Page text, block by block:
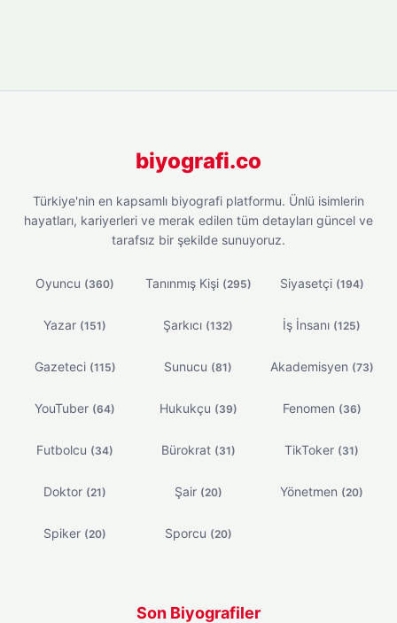
biyografi.co
Türkiye'nin en kapsamlı biyografi platformu. Ünlü isimlerin
hayatları, kariyerleri ve merak edilen tüm detayları güncel ve
tarafsız bir şekilde sunuyoruz.
Oyuncu (360) Tanınmış Kişi (295) Siyasetçi (194)
Yazar (151) Şarkıcı (132) İş İnsanı (125)
Gazeteci (115) Sunucu (81) Akademisyen (73)
YouTuber (64) Hukukçu (39) Fenomen (36)
Futbolcu (34) Bürokrat (31) TikToker (31)
Doktor (21) Şair (20) Yönetmen (20)
Spiker (20) Sporcu (20)
Son Biyografiler